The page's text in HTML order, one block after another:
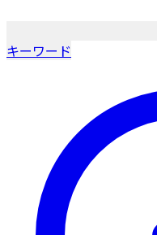
キーワード